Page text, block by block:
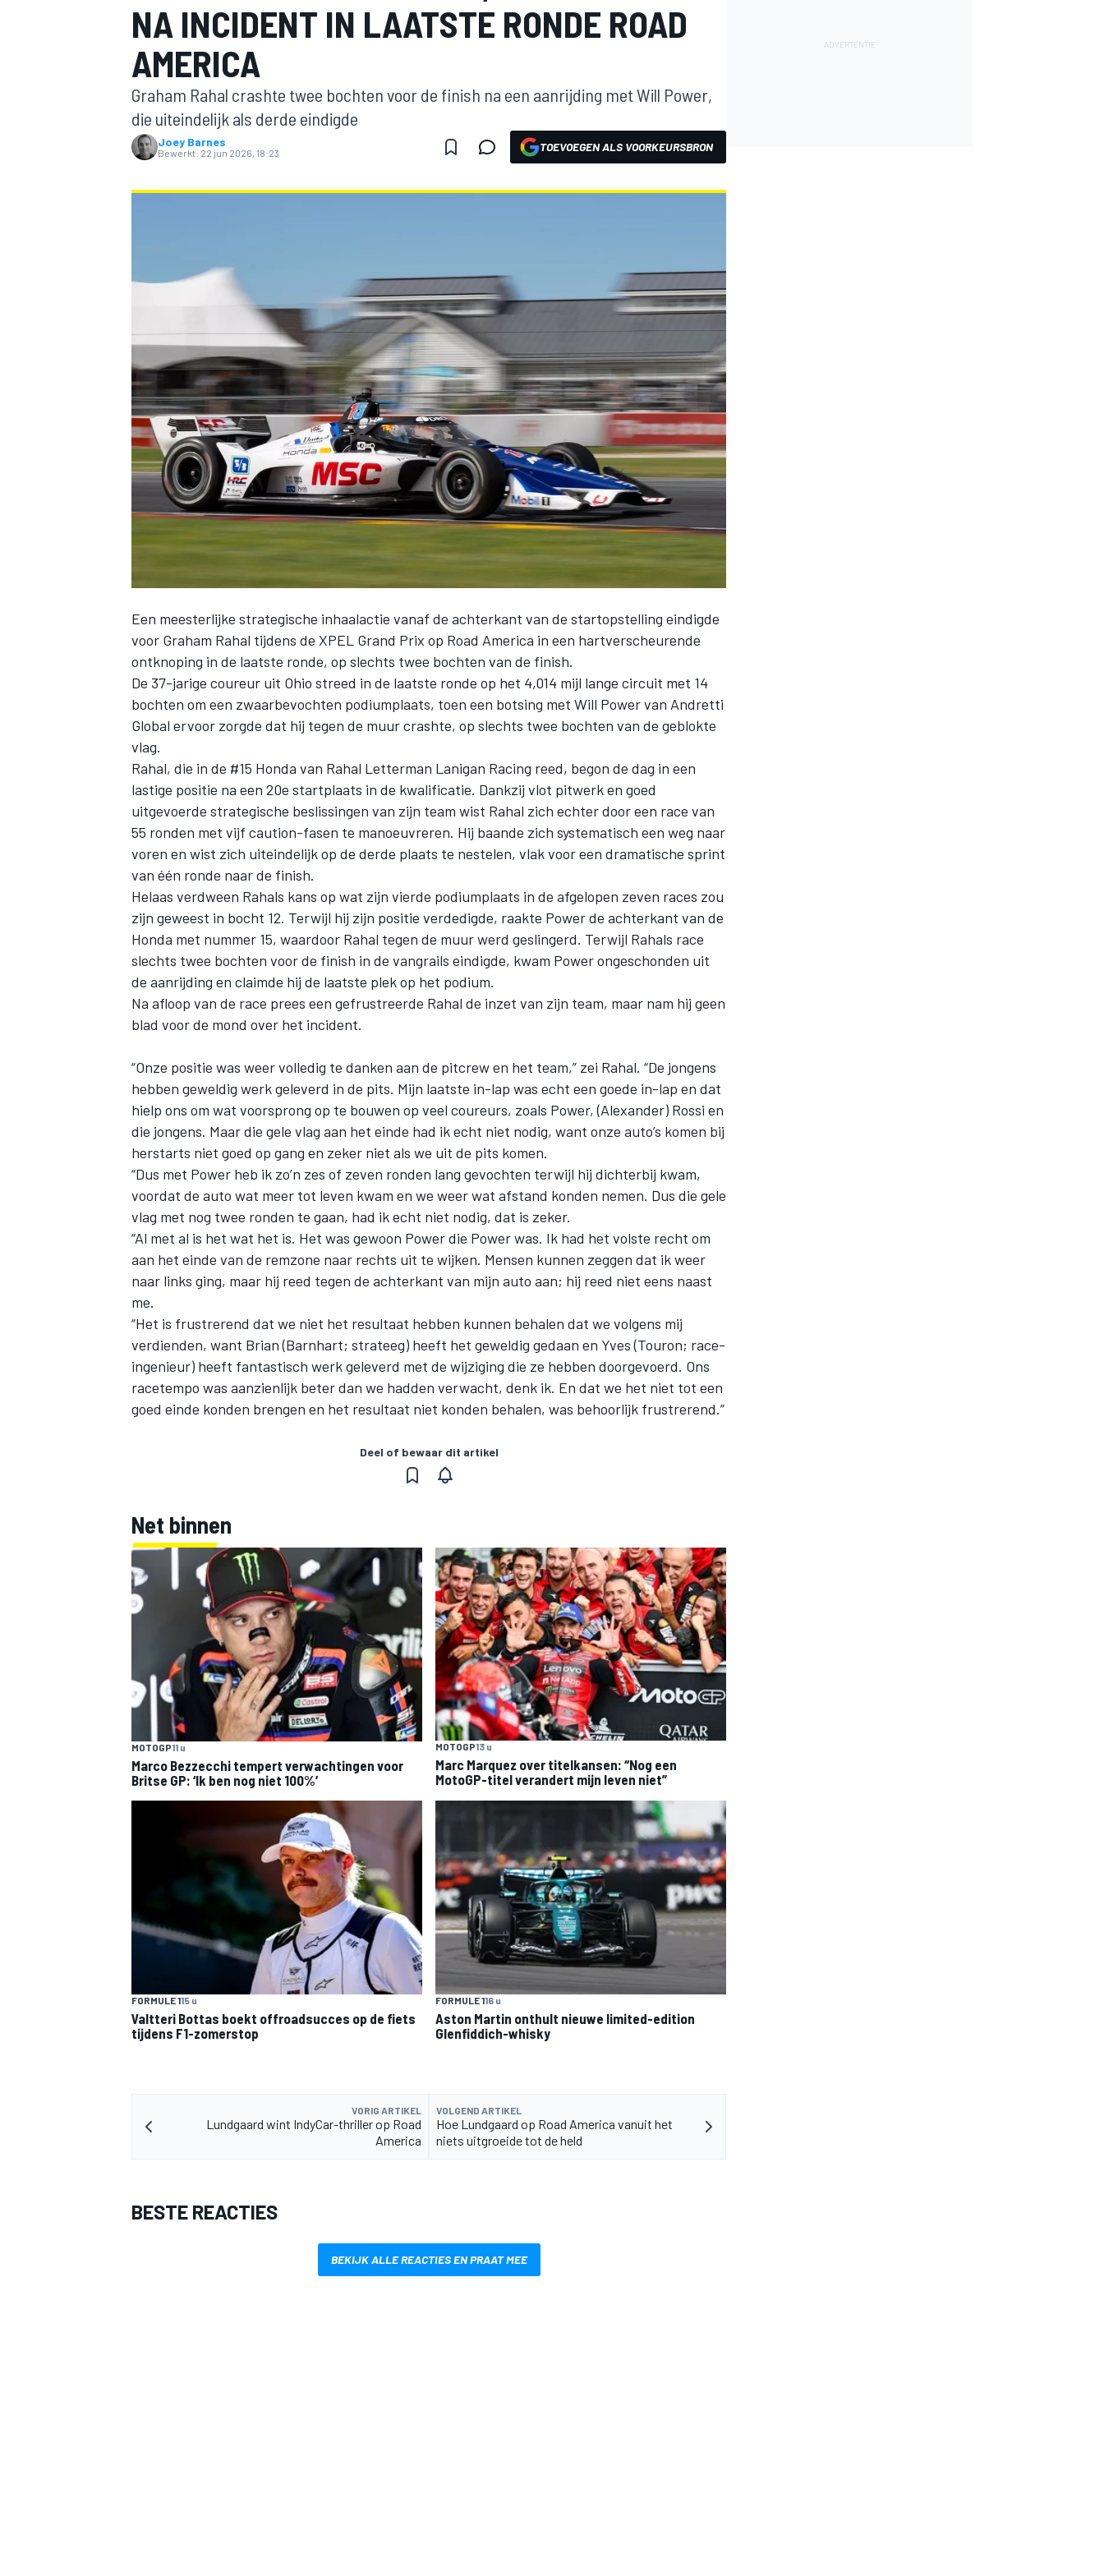
INDYCAR
WEC DTM
NA INCIDENT IN LAATSTE RONDE ROAD
AMERICA
Graham Rahal crashte twee bochten voor de finish na een aanrijding met Will Power,
die uiteindelijk als derde eindigde
Joey Barnes
Bewerkt: 22 jun 2026, 18:23 TOEVOEGEN ALS VOORKEURSBRON
Een meesterlijke strategische inhaalactie vanaf de achterkant van de startopstelling eindigde
voor Graham Rahal tijdens de XPEL Grand Prix op Road America in een hartverscheurende
ontknoping in de laatste ronde, op slechts twee bochten van de finish.
De 37-jarige coureur uit Ohio streed in de laatste ronde op het 4,014 mijl lange circuit met 14
bochten om een zwaarbevochten podiumplaats, toen een botsing met Will Powervan Andretti
Global ervoor zorgde dat hij tegen de muur crashte, op slechts twee bochten van de geblokte
vlag.
Rahal, die in de #15 Honda van Rahal Letterman Lanigan Racing reed, begon de dag in een
lastige positie na een 20e startplaats in de kwalificatie. Dankzij vlot pitwerk en goed
uitgevoerde strategische beslissingen van zijn team wist Rahal zich echter door een race van
55 ronden met vijf caution-fasen te manoeuvreren. Hij baande zich systematisch een weg naar
voren en wist zich uiteindelijk op de derde plaats te nestelen, vlak voor een dramatische sprint
van één ronde naar de finish.
Helaas verdween Rahals kans op wat zijn vierde podiumplaats in de afgelopen zeven races zou
zijn geweest in bocht 12. Terwijl hij zijn positie verdedigde, raakte Power de achterkant van de
Honda met nummer 15, waardoor Rahal tegen de muur werd geslingerd. Terwijl Rahals race
slechts twee bochten voor de finish in de vangrails eindigde, kwam Power ongeschonden uit
de aanrijding en claimde hij de laatste plek op het podium.
Na afloop van de race prees een gefrustreerde Rahal de inzet van zijn team, maar nam hij geen
blad voor de mond over het incident.
“Onze positie was weer volledig te danken aan de pitcrew en het team,” zei Rahal. “De jongens
hebben geweldig werk geleverd in de pits. Mijn laatste in-lap was echt een goede in-lap en dat
hielp ons om wat voorsprong op te bouwen op veel coureurs, zoals Power, (Alexander) Rossi en
die jongens. Maar die gele vlag aan het einde had ik echt niet nodig, want onze auto’s komen bij
herstarts niet goed op gang en zeker niet als we uit de pits komen.
“Dus met Power heb ik zo’n zes of zeven ronden lang gevochten terwijl hij dichterbij kwam,
voordat de auto wat meer tot leven kwam en we weer wat afstand konden nemen. Dus die gele
vlag met nog twee ronden te gaan, had ik echt niet nodig, dat is zeker.
“Al met al is het wat het is. Het was gewoon Power die Power was. Ik had het volste recht om
aan het einde van de remzone naar rechts uit te wijken. Mensen kunnen zeggen dat ik weer
naar links ging, maar hij reed tegen de achterkant van mijn auto aan; hij reed niet eens naast
me.
“Het is frustrerend dat we niet het resultaat hebben kunnen behalen dat we volgens mij
verdienden, want Brian (Barnhart; strateeg) heeft het geweldig gedaan en Yves (Touron; race-
ingenieur) heeft fantastisch werk geleverd met de wijziging die ze hebben doorgevoerd. Ons
racetempo was aanzienlijk beter dan we hadden verwacht, denk ik. En dat we het niet tot een
goed einde konden brengen en het resultaat niet konden behalen, was behoorlijk frustrerend.”
Deel of bewaar dit artikel
Net binnen
MOTOGP11 u
Marco Bezzecchi tempert verwachtingen voor
Britse GP: ‘Ik ben nog niet 100%’
MOTOGP13 u
Marc Marquez over titelkansen: “Nog een
MotoGP-titel verandert mijn leven niet”
FORMULE 115 u
Valtteri Bottas boekt offroadsucces op de fiets
tijdens F1-zomerstop
FORMULE 116 u
Aston Martin onthult nieuwe limited-edition
Glenfiddich-whisky
VORIG ARTIKEL
Lundgaard wint IndyCar-thriller op Road
America
VOLGEND ARTIKEL
Hoe Lundgaard op Road America vanuit het
niets uitgroeide tot de held
BESTE REACTIES
BEKIJK ALLE REACTIES EN PRAAT MEE